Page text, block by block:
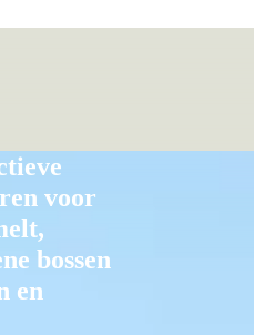
voor
bossen
en